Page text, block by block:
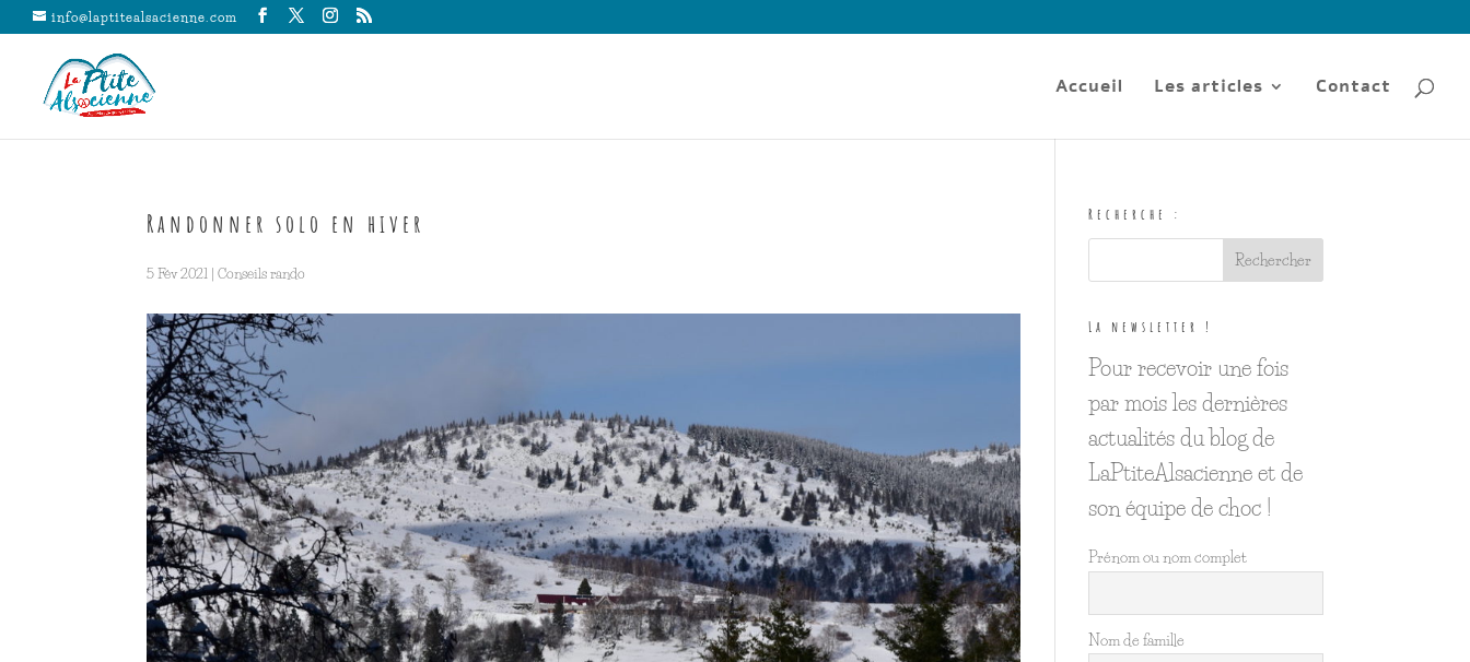
info@laptitealsacienne.com
Accueil Les articles Contact
Randonner solo en hiver
5 Fév 2021 |Conseils rando
Recherche :
La newsletter !
Pour recevoir une fois
par mois les dernières
actualités du blog de
LaPtiteAlsacienne et de
son équipe de choc !
Prénom ou nom complet
Nom de famille